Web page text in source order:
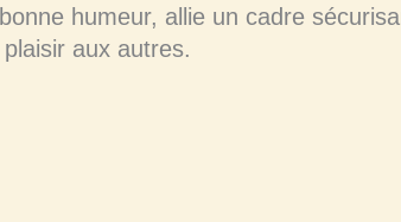
humeur, allie un cadre
aux autres.